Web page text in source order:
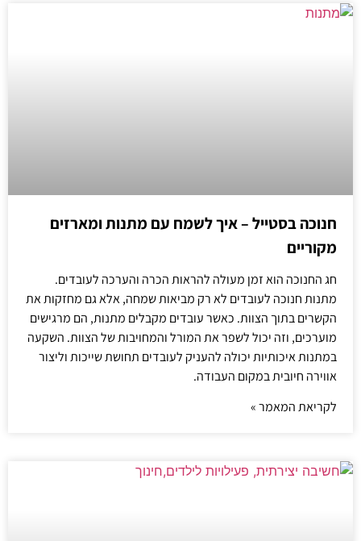
חנוכה בסטייל – איך לשמח עם מתנות ומארזים
מקוריים
חג החנוכה הוא זמן מעולה להראות הכרה והערכה לעובדים.
מתנות חנוכה לעובדים לא רק מביאות שמחה, אלא גם מחזקות את
הקשרים בתוך הצוות. כאשר עובדים מקבלים מתנות, הם מרגישים
מוערכים, וזה יכול לשפר את המורל והמחויבות של הצוות. השקעה
במתנות איכותיות יכולה להעניק לעובדים תחושת שייכות וליצור
אווירה חיובית במקום העבודה.
לקריאת המאמר »